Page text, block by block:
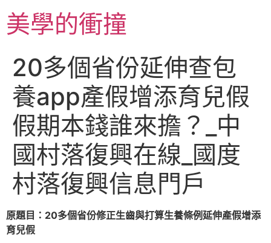
至
主美學的衝撞
20多個省份延伸查包
養app產假增添育兒假
假期本錢誰來擔？_中
國村落復興在線_國度
村落復興信息門戶
原題目：20多個省份修正生齒與打算生養條例延伸產假增添
育兒假